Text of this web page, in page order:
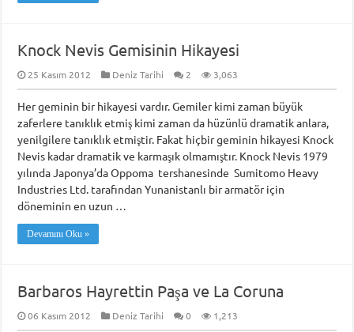
Knock Nevis Gemisinin Hikayesi
25 Kasım 2012 Deniz Tarihi 2 3,063
Her geminin bir hikayesi vardır. Gemiler kimi zaman büyük
zaferlere tanıklık etmiş kimi zaman da hüzünlü dramatik anlara,
yenilgilere tanıklık etmiştir. Fakat hiçbir geminin hikayesi Knock
Nevis kadar dramatik ve karmaşık olmamıştır. Knock Nevis 1979
yılında Japonya’da Oppoma tershanesinde Sumitomo Heavy
Industries Ltd. tarafından Yunanistanlı bir armatör için
döneminin en uzun …
Devamını Oku »
Barbaros Hayrettin Paşa ve La Coruna
06 Kasım 2012 Deniz Tarihi 0 1,213